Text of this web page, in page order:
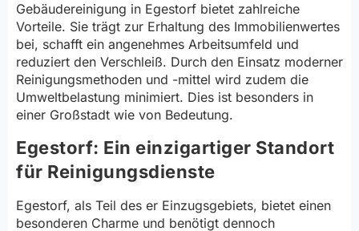
Gebäudereinigung in Egestorf bietet zahlreiche
Vorteile. Sie trägt zur Erhaltung des Immobilienwertes
bei, schafft ein angenehmes Arbeitsumfeld und
reduziert den Verschleiß. Durch den Einsatz moderner
Reinigungsmethoden und -mittel wird zudem die
Umweltbelastung minimiert. Dies ist besonders in
einer Großstadt wie von Bedeutung.
Egestorf: Ein einzigartiger Standort
für Reinigungsdienste
Egestorf, als Teil des er Einzugsgebiets, bietet einen
besonderen Charme und benötigt dennoch